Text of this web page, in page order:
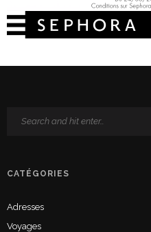
CATÉGORIES
Adresses
Voyages